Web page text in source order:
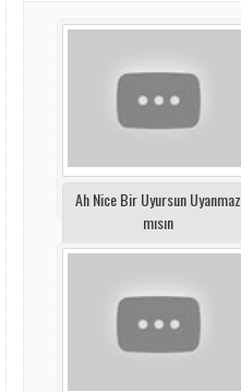
Ah Nice Bir Uyursun Uyanmaz
mısın